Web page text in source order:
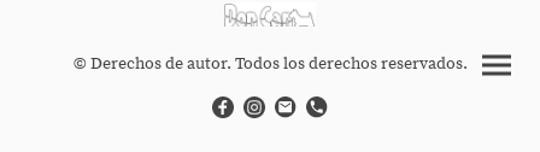
© Derechos de autor. Todos los derechos reservados.